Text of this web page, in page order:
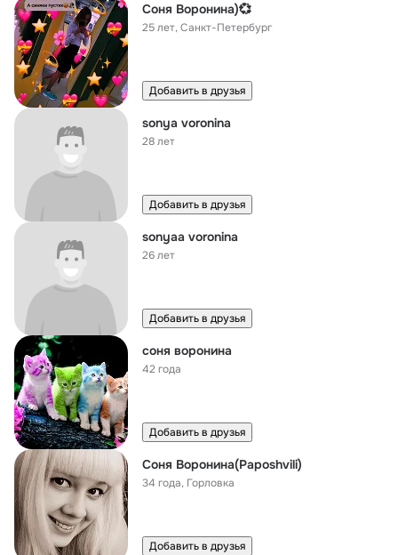
Соня Воронина)💞
25 лет,Санкт-Петербург
Добавить в друзья
sonya voronina
28 лет
Добавить в друзья
sonyaa voronina
26 лет
Добавить в друзья
соня воронина
42 года
Добавить в друзья
Соня Воронина(Paposhvili)
34 года, Горловка
Добавить в друзья